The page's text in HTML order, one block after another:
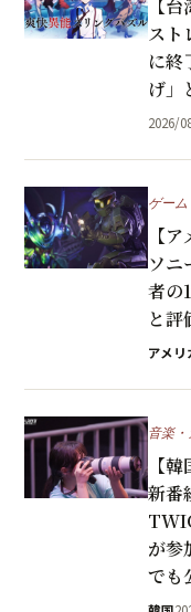
【
スト
に終
げ」
2026/
ゲーム
【
ソニ
者の
と評
アメリ
音楽
【
新番
が参
でも